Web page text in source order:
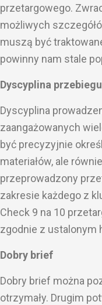
przetargowego.
możliwych
muszą być
powinny nam stale
Dyscyplina
Dyscyplina
zaangażowanych
być precyzyjnie
materiałów, ale
przeprowadzony
zakresie każdego z
Check 9 na 10
zgodnie z ustalonym
Dobry brief
Dobry brief można
otrzymały. Drugim